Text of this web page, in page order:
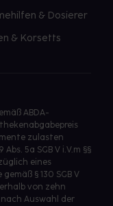
& Dosierer
& Korsetts
ABDA-
zulasten
5a SGB V i.V.m §§
eines
§ 130 SGB V
von zehn
Auswahl der